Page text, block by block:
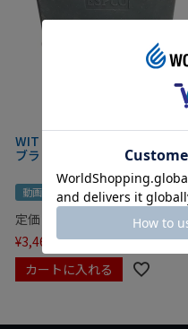
WIT マグネットツールマット
ブラック
動画あり 夏セール
定価
¥3,465 税込
カートに入れる